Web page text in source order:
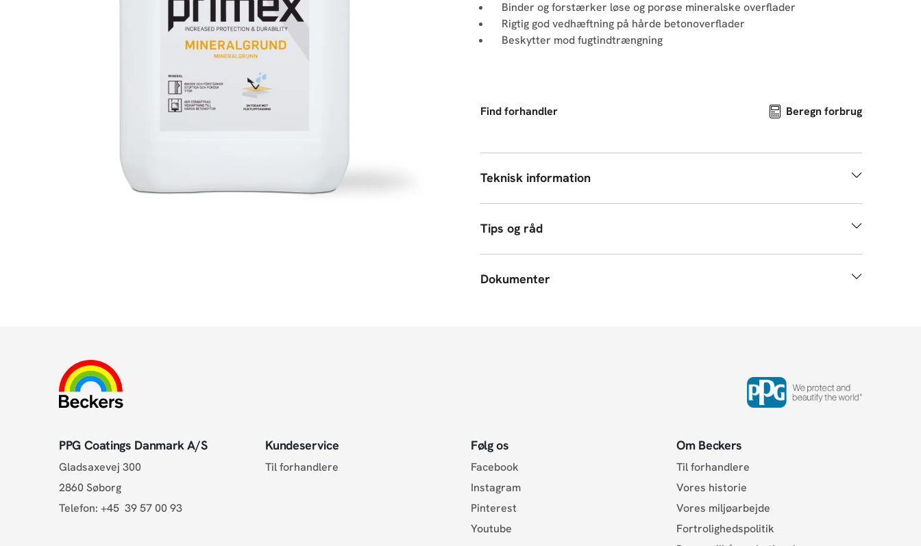
Binder og forstærker løse og porøse mineralske overflader
Rigtig god vedhæftning på hårde betonoverflader
Beskytter mod fugtindtrængning
Find forhandler Beregn forbrug
Teknisk information
Tips og råd
Dokumenter
PPG Coatings Danmark A/S
Gladsaxevej 300
2860 Søborg
Telefon:+45 39 57 00 93
Kundeservice
Til forhandlere
Følg os
Facebook
Instagram
Pinterest
Youtube
Om Beckers
Til forhandlere
Vores historie
Vores miljøarbejde
Fortrolighedspolitik